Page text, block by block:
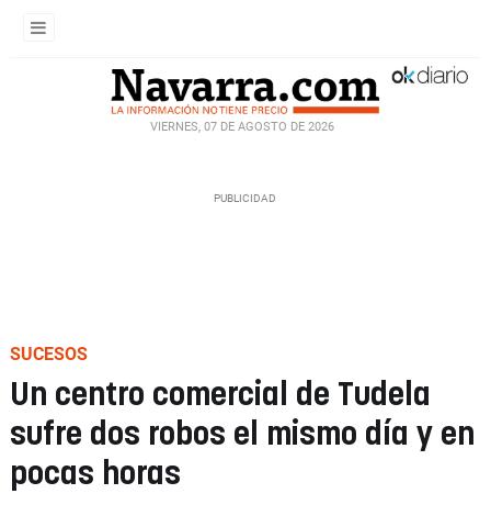
VIERNES, 07 DE AGOSTO DE 2026
SUCESOS
Un centro comercial de Tudela
sufre dos robos el mismo día y en
pocas horas